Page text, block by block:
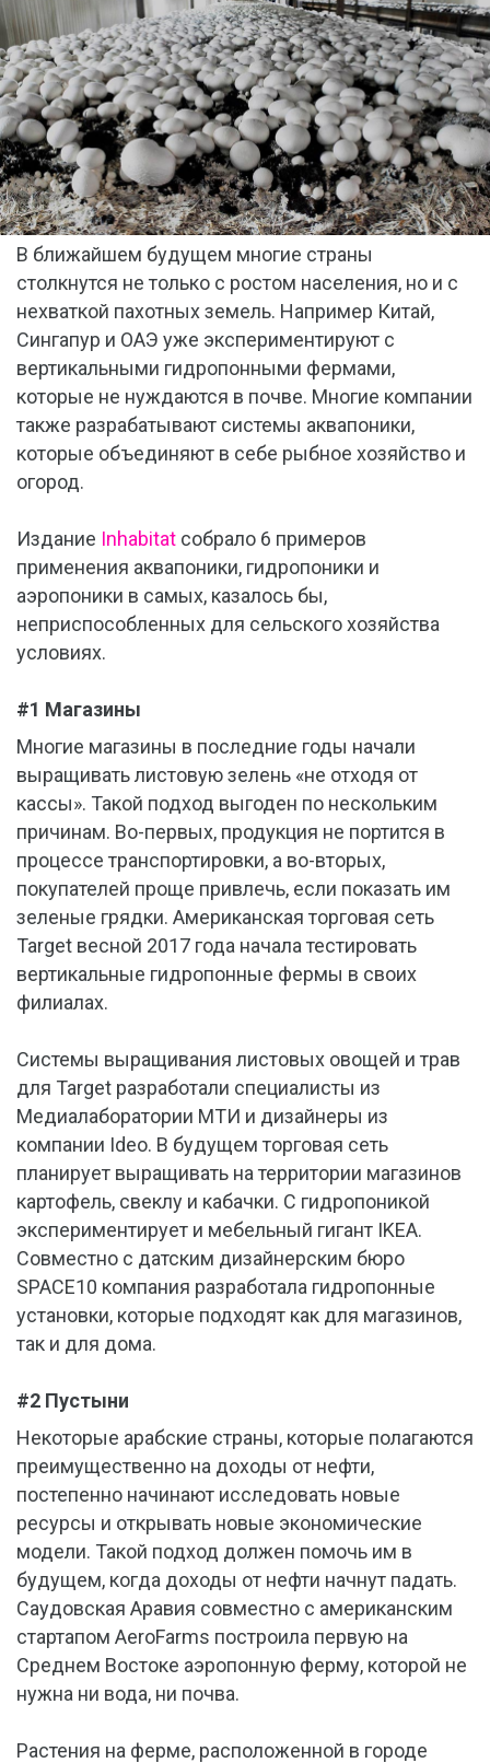
В ближайшем будущем многие страны
столкнутся не только с ростом населения, но и с
нехваткой пахотных земель. Например Китай,
Сингапур и ОАЭ уже экспериментируют с
вертикальными гидропонными фермами,
которые не нуждаются в почве. Многие компании
также разрабатывают системы аквапоники,
которые объединяют в себе рыбное хозяйство и
огород.
Издание Inhabitat собрало 6 примеров
применения аквапоники, гидропоники и
аэропоники в самых, казалось бы,
неприспособленных для сельского хозяйства
условиях.
#1 Магазины
Многие магазины в последние годы начали
выращивать листовую зелень «не отходя от
кассы». Такой подход выгоден по нескольким
причинам. Во-первых, продукция не портится в
процессе транспортировки, а во-вторых,
покупателей проще привлечь, если показать им
зеленые грядки. Американская торговая сеть
Target весной 2017 года начала тестировать
вертикальные гидропонные фермы в своих
филиалах.
Системы выращивания листовых овощей и трав
для Target разработали специалисты из
Медиалаборатории МТИ и дизайнеры из
компании Ideo. В будущем торговая сеть
планирует выращивать на территории магазинов
картофель, свеклу и кабачки. С гидропоникой
экспериментирует и мебельный гигант IKEA.
Совместно с датским дизайнерским бюро
SPACE10 компания разработала гидропонные
установки, которые подходят как для магазинов,
так и для дома.
#2 Пустыни
Некоторые арабские страны, которые полагаются
преимущественно на доходы от нефти,
постепенно начинают исследовать новые
ресурсы и открывать новые экономические
модели. Такой подход должен помочь им в
будущем, когда доходы от нефти начнут падать.
Саудовская Аравия совместно с американским
стартапом AeroFarms построила первую на
Среднем Востоке аэропонную ферму, которой не
нужна ни вода, ни почва.
Растения на ферме, расположенной в городе